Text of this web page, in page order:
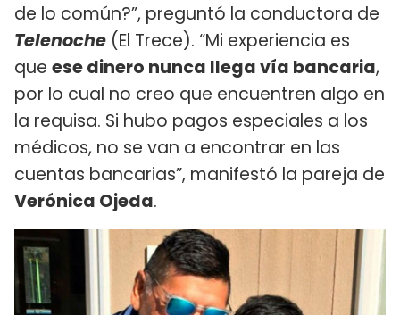
de lo común?”, preguntó la conductora de
Telenoche (El Trece). “Mi experiencia es
que ese dinero nunca llega vía bancaria,
por lo cual no creo que encuentren algo en
la requisa. Si hubo pagos especiales a los
médicos, no se van a encontrar en las
cuentas bancarias”, manifestó la pareja de
Verónica Ojeda.